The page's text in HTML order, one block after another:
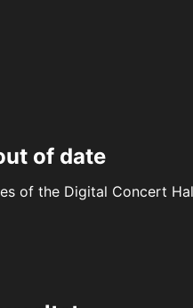
of date
of the Digital Concert